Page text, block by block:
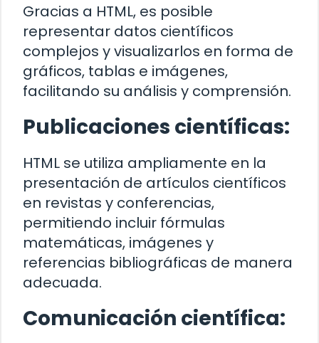
Gracias a HTML, es posible
representar datos científicos
complejos y visualizarlos en forma de
gráficos, tablas e imágenes,
facilitando su análisis y comprensión.
Publicaciones científicas:
HTML se utiliza ampliamente en la
presentación de artículos científicos
en revistas y conferencias,
permitiendo incluir fórmulas
matemáticas, imágenes y
referencias bibliográficas de manera
adecuada.
Comunicación científica: